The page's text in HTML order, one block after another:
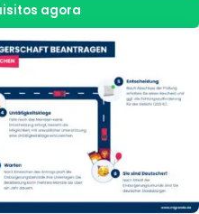
de confirmação de
candidatura em linha
o PDF na sua caixa de
agora